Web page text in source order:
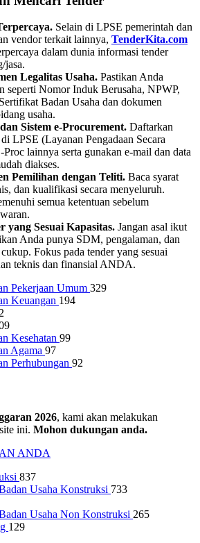
Selain di LPSE pemerintah dan
vendor terkait lainnya, TenderKita.com
dalam dunia informasi tender
jasa.
Legalitas Usaha. Pastikan Anda
seperti Nomor Induk Berusaha, NPWP,
Badan Usaha dan dokumen
usaha.
Sistem e-Procurement. Daftarkan
LPSE (Layanan Pengadaan Secara
lainnya serta gunakan e-mail dan data
diakses.
Pemilihan dengan Teliti. Baca syarat
dan kualifikasi secara menyeluruh.
semua ketentuan sebelum
yang Sesuai Kapasitas. Jangan asal ikut
Anda punya SDM, pengalaman, dan
Fokus pada tender yang sesuai
teknis dan finansial ANDA.
Pekerjaan Umum 329
Keuangan 194
Kesehatan 99
Agama 97
Perhubungan 92
2026, kami akan melakukan
ini. Mohon dukungan anda.
ANDA
837
Usaha Konstruksi 733
Usaha Non Konstruksi 265
129